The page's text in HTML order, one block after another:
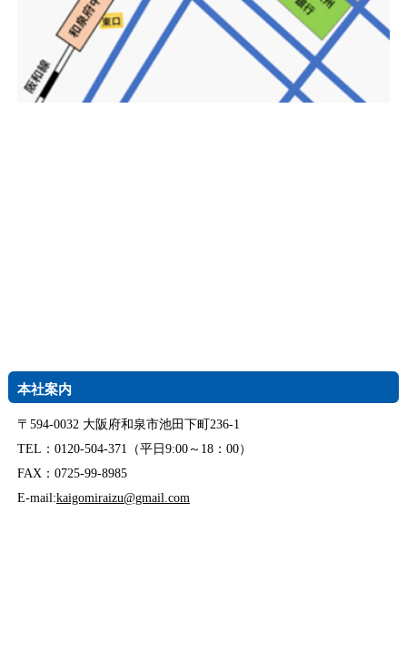
本社案内
〒594-0032 大阪府和泉市池田下町236-1
TEL：0120-504-371（平日9:00～18：00）
FAX：0725-99-8985
E-mail:kaigomiraizu@gmail.com